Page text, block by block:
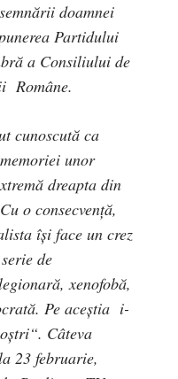
doamnei
Partidului
a Consiliului de
Române.
cunoscută ca
unor
dreapta din
o consecvenţă,
îşi face un crez
de
xenofobă,
Pe aceştia i-
Câteva
23 februarie,